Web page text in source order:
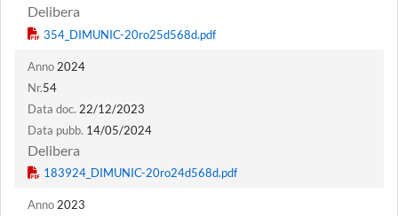
Delibera
Anno 2024
Nr.54
Data doc. 22/12/2023
Data pubb. 14/05/2024
Delibera
Anno2023